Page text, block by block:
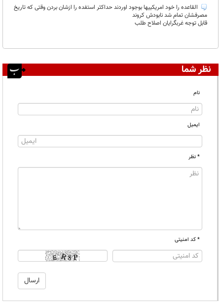
القاعده را خود امریکییها بوجود اوردند حداکثر استفده را ازشان بردن وقتی که تاریخ
مصرفشان تمام شد نابودش کروند
قابل توجه غربگرایان اصلاح طلب
نظر شما
نام
ایمیل
* نظر
* کد امنیتی